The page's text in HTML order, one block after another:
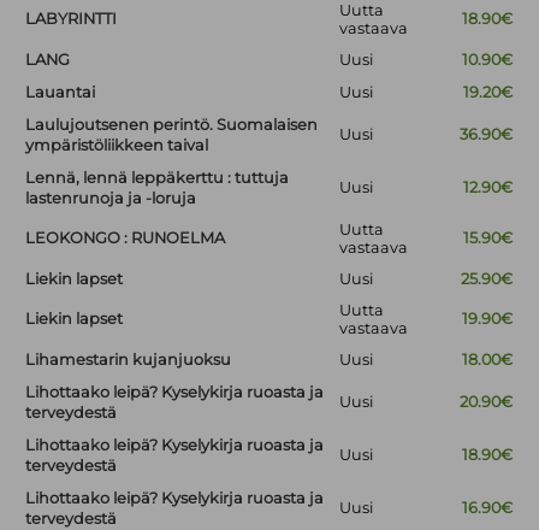
LABYRINTTI
Uutta
vastaava
18.90€
LANG Uusi
10.90€
Lauantai
Uusi
19.20€
Laulujoutsenen perintö. Suomalaisen
ympäristöliikkeen taival
Uusi 36.90€
Lennä, lennä leppäkerttu : tuttuja
lastenrunoja ja -loruja
Uusi 12.90€
LEOKONGO : RUNOELMA
Uutta
vastaava
15.90€
Liekin lapset Uusi 25.90€
Liekin lapset
Uutta
vastaava
19.90€
Lihamestarin kujanjuoksu Uusi
18.00€
Lihottaako leipä? Kyselykirja ruoasta ja
terveydestä
Uusi 20.90€
Lihottaako leipä? Kyselykirja ruoasta ja
terveydestä
Uusi 18.90€
Lihottaako leipä? Kyselykirja ruoasta ja
terveydestä
Uusi 16.90€